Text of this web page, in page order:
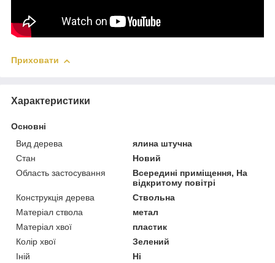
Приховати
Характеристики
Основні
Вид дерева
ялина штучна
Стан
Новий
Область застосування
Всередині приміщення, На
відкритому повітрі
Конструкція дерева
Ствольна
Матеріал ствола
метал
Матеріал хвої
пластик
Колір хвої
Зелений
Іній
Ні